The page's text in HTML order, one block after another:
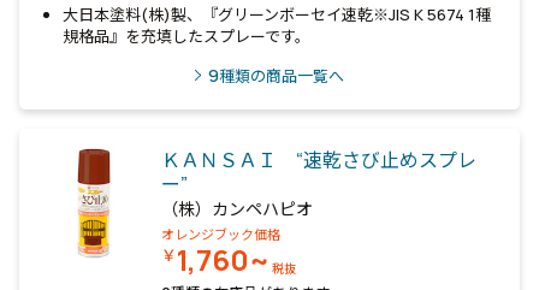
大日本塗料(株)製、『グリーンボーセイ速乾※JIS K 5674 1種
規格品』を充填したスプレーです。
9種類の商品一覧へ
ＫＡＮＳＡＩ “速乾さび止めスプレ
ー”
（株）カンペハピオ
オレンジブック価格
￥1,760~ 税抜